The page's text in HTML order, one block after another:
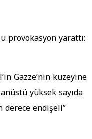
provokasyon yarattı:
Gazze’nin kuzeyine
yüksek sayıda
endişeli”